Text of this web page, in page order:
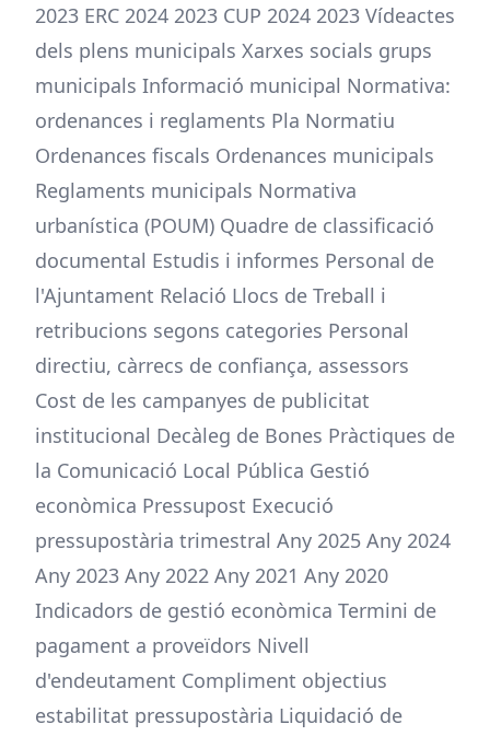
2023 ERC 2024 2023 CUP 2024 2023 Vídeactes
dels plens municipals Xarxes socials grups
municipals Informació municipal Normativa:
ordenances i reglaments Pla Normatiu
Ordenances fiscals Ordenances municipals
Reglaments municipals Normativa
urbanística (POUM) Quadre de classificació
documental Estudis i informes Personal de
l'Ajuntament Relació Llocs de Treball i
retribucions segons categories Personal
directiu, càrrecs de confiança, assessors
Cost de les campanyes de publicitat
institucional Decàleg de Bones Pràctiques de
la Comunicació Local Pública Gestió
econòmica Pressupost Execució
pressupostària trimestral Any 2025 Any 2024
Any 2023 Any 2022 Any 2021 Any 2020
Indicadors de gestió econòmica Termini de
pagament a proveïdors Nivell
d'endeutament Compliment objectius
estabilitat pressupostària Liquidació de